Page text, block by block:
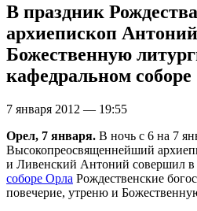
В праздник
архиепископ
Божественную
кафедральном соборе
7 января 2012 — 19:55
Орел, 7 января. В ночь с 6 на 7
Высокопреосвященнейший
и Ливенский Антоний совершил в
соборе Орла Рождественские
повечерие, утреню и